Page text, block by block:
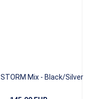
STORM Mix - Black/Silver